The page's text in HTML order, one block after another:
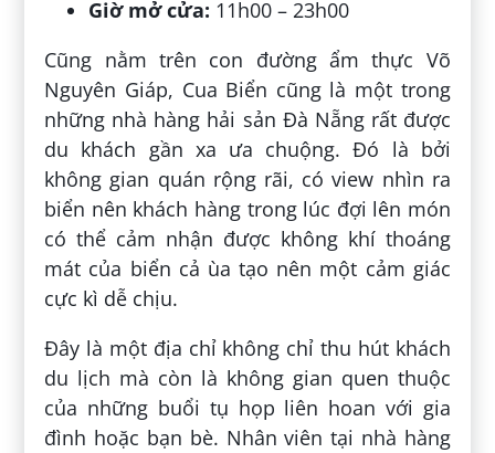
Giờ mở cửa: 11h00 – 23h00
Cũng nằm trên con đường ẩm thực Võ
Nguyên Giáp, Cua Biển cũng là một trong
những nhà hàng hải sản Đà Nẵng rất được
du khách gần xa ưa chuộng. Đó là bởi
không gian quán rộng rãi, có view nhìn ra
biển nên khách hàng trong lúc đợi lên món
có thể cảm nhận được không khí thoáng
mát của biển cả ùa tạo nên một cảm giác
cực kì dễ chịu.
Đây là một địa chỉ không chỉ thu hút khách
du lịch mà còn là không gian quen thuộc
của những buổi tụ họp liên hoan với gia
đình hoặc bạn bè. Nhân viên tại nhà hàng